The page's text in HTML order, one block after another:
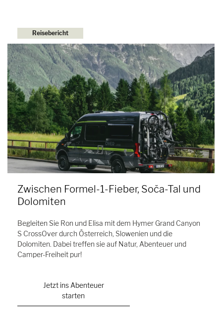
Reisebericht
Zwischen Formel-1-Fieber, Soča-Tal und
Dolomiten
Begleiten Sie Ron und Elisa mit dem Hymer Grand Canyon
S CrossOver durch Österreich, Slowenien und die
Dolomiten. Dabei treffen sie auf Natur, Abenteuer und
Camper-Freiheit pur!
Jetzt ins Abenteuer
starten